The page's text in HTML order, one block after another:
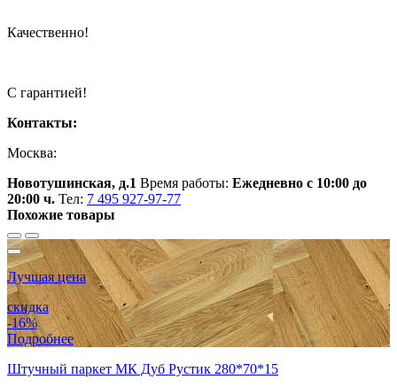
Качественно!
С гарантией!
Контакты:
Москва:
Новотушинская, д.1 Время работы: Ежедневно с 10:00 до
20:00 ч. Тел: 7 495 927-97-77
Похожие товары
Лучшая цена
скидка
-16%
Подробнее
Штучный паркет МК Дуб Рустик 280*70*15